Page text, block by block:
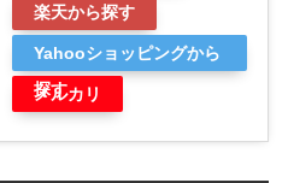
楽天から探す
Yahooショッピングから
探す
メルカリ